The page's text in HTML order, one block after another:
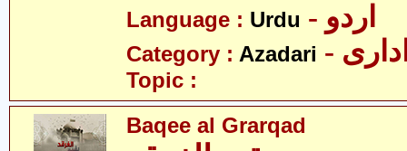
Language : Urdu - اردو
Category : Azadari
Topic :
Baqee al Grarqad